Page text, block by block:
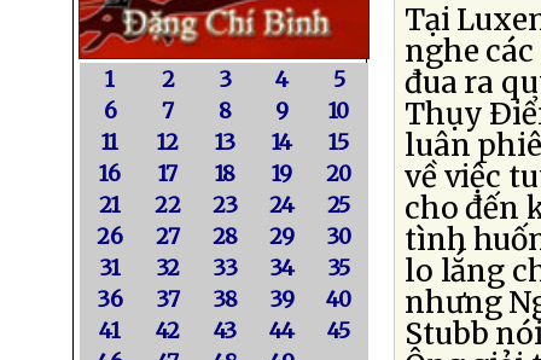
1 2 3 4
5
6
7 8 9
10
11
12 13 14
15
16
17 18 19
20
21
22 23 24
25
26
27 28 29
30
31
32 33 34
35
36
37 38 39
40
41
42 43 44
45
Tại
nghe
đua ra
Thụy
luân
về việc
cho đến
tình
lo lắng
nhưng
Stubb